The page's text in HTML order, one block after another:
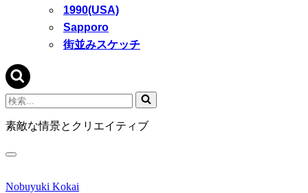
1990(USA)
Sapporo
街並みスケッチ
検
索...
素敵な情景とクリエイティブ
ナ
ゲ
Nobuyuki Kokai